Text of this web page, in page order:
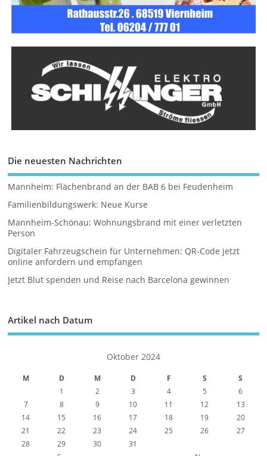
Die neuesten Nachrichten
Mannheim: Flächenbrand an der BAB 6 bei Feudenheim
Familienbildungswerk: Neue Kurse
Mannheim-Schönau: Wohnungsbrand mit einer verletzten
Person
Digitaler Fahrzeugschein für Unternehmen: QR-Code jetzt
online anfordern und empfangen
Jetzt Blut spenden und Reise nach Barcelona gewinnen
Artikel nach Datum
Oktober 2024
M D M D F S S
1 2 3 4 5
6
7
8 9 10 11 12
13
14
15 16 17 18 19
20
21
22 23 24 25 26
27
28
29 30 31